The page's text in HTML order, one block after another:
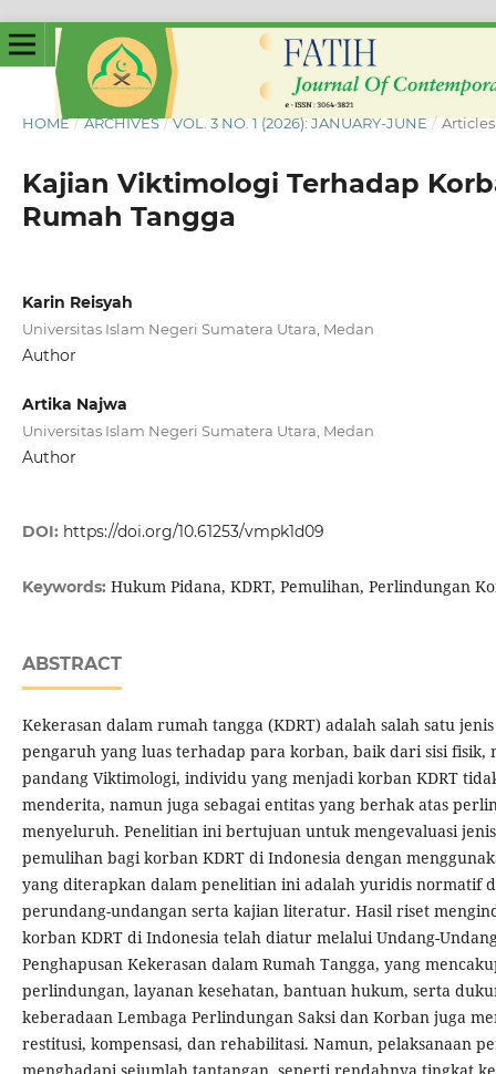
HOME / ARCHIVES / VOL. 3 NO. 1 (2026): JANUARY-JUNE / Articles
Kajian Viktimologi Terhadap
Rumah Tangga
Karin Reisyah
Universitas Islam Negeri Sumatera Utara, Medan
Author
Artika Najwa
Universitas Islam Negeri Sumatera Utara, Medan
Author
DOI: https://doi.org/10.61253/vmpk1d09
Keywords: Hukum Pidana, KDRT, Pemulihan, Perlindungan
ABSTRACT
Kekerasan dalam rumah tangga (KDRT) adalah salah satu
pengaruh yang luas terhadap para korban, baik dari sisi fisik,
pandang Viktimologi, individu yang menjadi korban KDRT
menderita, namun juga sebagai entitas yang berhak atas
menyeluruh. Penelitian ini bertujuan untuk mengevaluasi
pemulihan bagi korban KDRT di Indonesia dengan
yang diterapkan dalam penelitian ini adalah yuridis normatif
perundang-undangan serta kajian literatur. Hasil riset
korban KDRT di Indonesia telah diatur melalui Undang-
Penghapusan Kekerasan dalam Rumah Tangga, yang
perlindungan, layanan kesehatan, bantuan hukum, serta
keberadaan Lembaga Perlindungan Saksi dan Korban juga
restitusi, kompensasi, dan rehabilitasi. Namun, pelaksanaan